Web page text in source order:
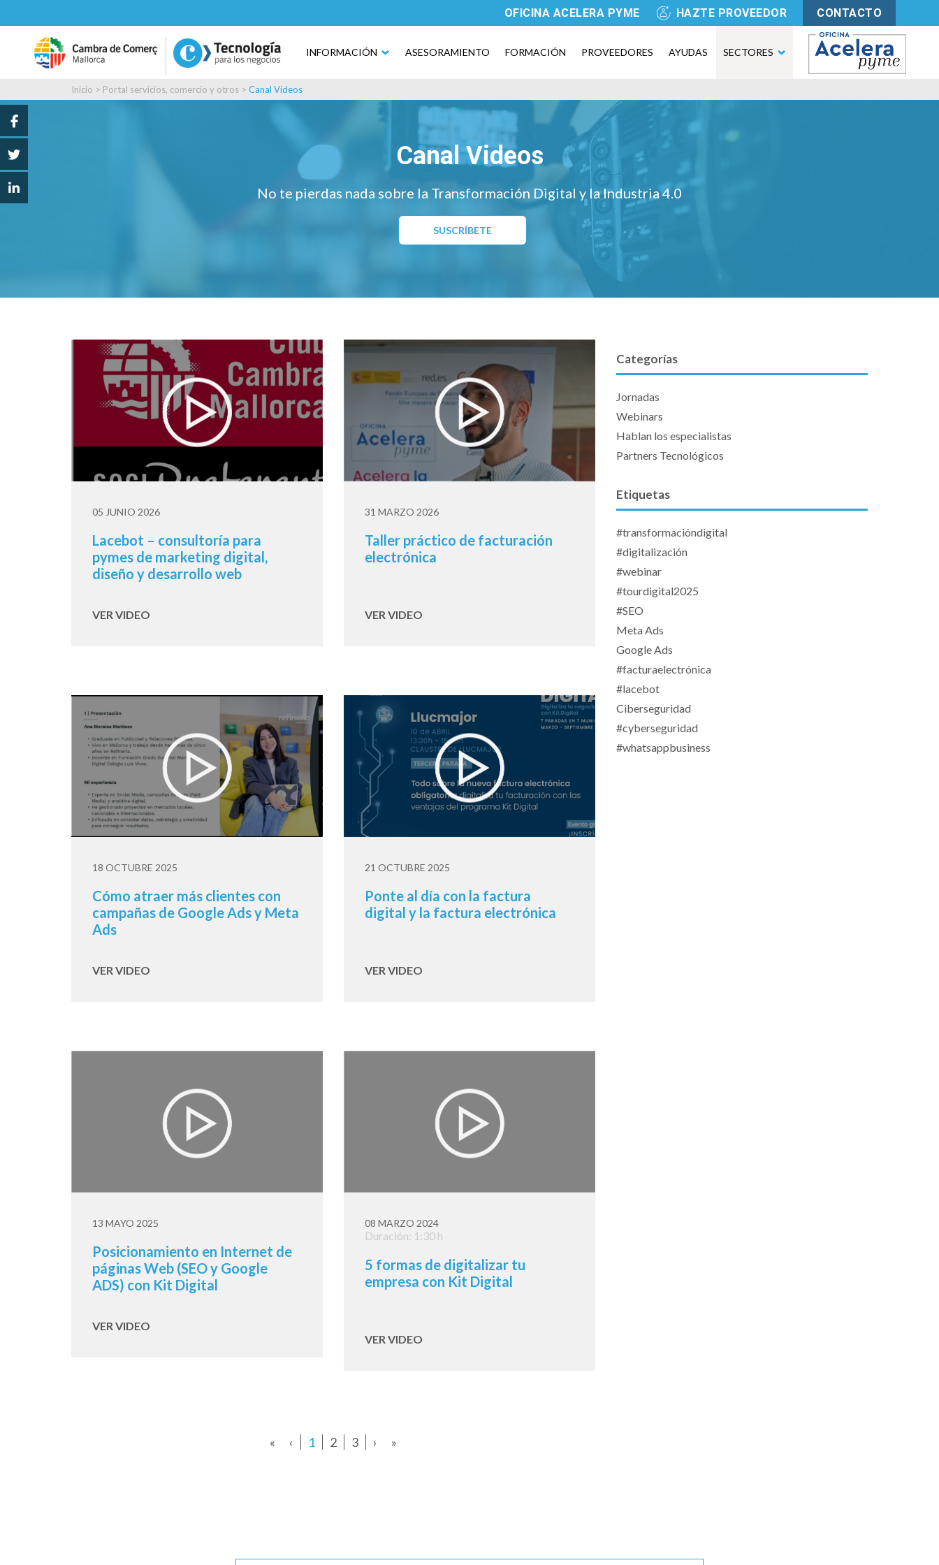
OFICINA ACELERA PYME HAZTE PROVEEDOR CONTACTO
INFORMACIÓN ASESORAMIENTO FORMACIÓN PROVEEDORES AYUDAS SECTORES
Inicio > Portal servicios, comercio y otros > Canal Videos
Canal Videos
No te pierdas nada sobre la Transformación Digital y la Industria 4.0
SUSCRÍBETE
05 JUNIO 2026
Lacebot – consultoría para
pymes de marketing digital,
diseño y desarrollo web
VER VIDEO
31 MARZO 2026
Taller práctico de facturación
electrónica
VER VIDEO
18 OCTUBRE 2025
Cómo atraer más clientes con
campañas de Google Ads y Meta
Ads
VER VIDEO
21 OCTUBRE 2025
Ponte al día con la factura
digital y la factura electrónica
VER VIDEO
13 MAYO 2025
Posicionamiento en Internet de
páginas Web (SEO y Google
ADS) con Kit Digital
VER VIDEO
08 MARZO 2024
Duración: 1:30 h
5 formas de digitalizar tu
empresa con Kit Digital
VER VIDEO
« ‹ 1 2 3 › »
Categorías
Jornadas
Webinars
Hablan los especialistas
Partners Tecnológicos
Etiquetas
#transformacióndigital
#digitalización
#webinar
#tourdigital2025
#SEO
Meta Ads
Google Ads
#facturaelectrónica
#lacebot
Ciberseguridad
#cyberseguridad
#whatsappbusiness